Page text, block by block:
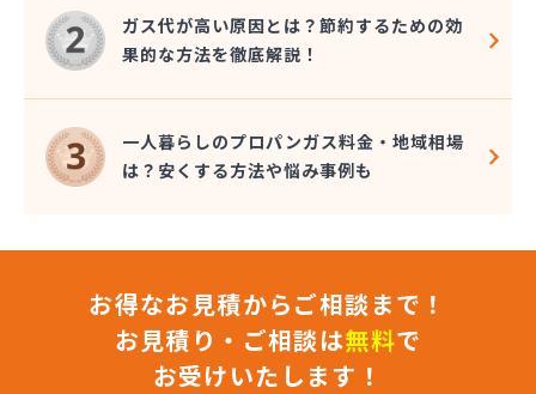
合資会社阿蘇プロパン商会
合資会社花田プロパン
合資会社台信商店
佐伯商店
堺プロパン店
三愛オブリガス九州株式会社 熊本営業所
三愛オブリガス九州株式会社 熊本支店
山部石油店
狩場ガス住機株式会社
緒方瓦斯店
ガス代が高い原因とは？節約するための効
果的な方法を徹底解説！
一人暮らしのプロパンガス料金・地域相場
は？安くする方法や悩み事例も
お得なお見積からご相談まで！
お見積り・ご相談は無料で
お受けいたします！